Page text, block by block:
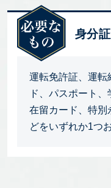
身分
運転免許証、運転
ド、パスポート、
在留カード、特別
どをいずれか1つ